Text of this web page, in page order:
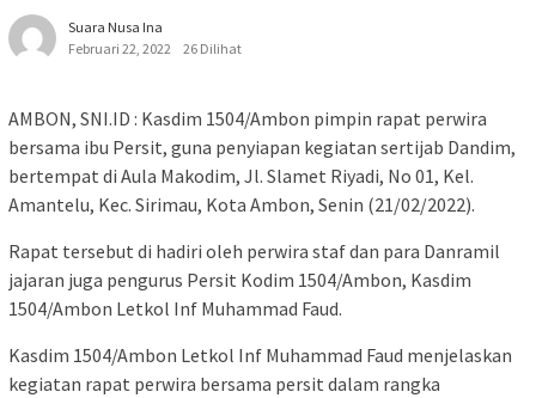
Suara Nusa Ina
Februari 22, 2022
26 Dilihat
AMBON, SNI.ID : Kasdim 1504/Ambon pimpin rapat perwira
bersama ibu Persit, guna penyiapan kegiatan sertijab Dandim,
bertempat di Aula Makodim, Jl. Slamet Riyadi, No 01, Kel.
Amantelu, Kec. Sirimau, Kota Ambon, Senin (21/02/2022).
Rapat tersebut di hadiri oleh perwira staf dan para Danramil
jajaran juga pengurus Persit Kodim 1504/Ambon, Kasdim
1504/Ambon Letkol Inf Muhammad Faud.
Kasdim 1504/Ambon Letkol Inf Muhammad Faud menjelaskan
kegiatan rapat perwira bersama persit dalam rangka